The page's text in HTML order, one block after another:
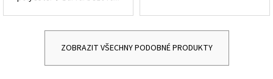
ZOBRAZIT VŠECHNY PODOBNÉ PRODUKTY